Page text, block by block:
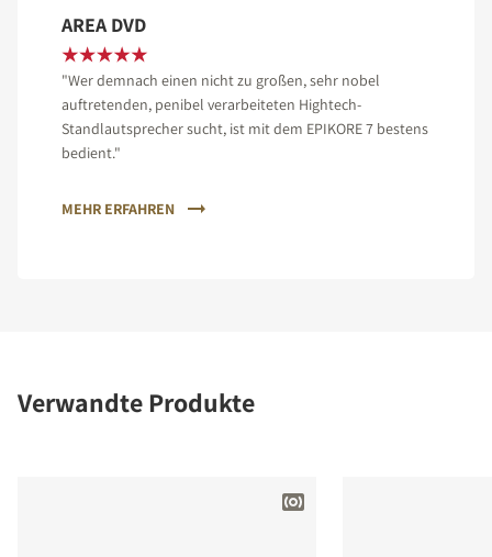
AREA DVD
"Wer demnach einen nicht zu großen, sehr nobel
auftretenden, penibel verarbeiteten Hightech-
Standlautsprecher sucht, ist mit dem EPIKORE 7 bestens
bedient."
MEHR ERFAHREN
Verwandte Produkte